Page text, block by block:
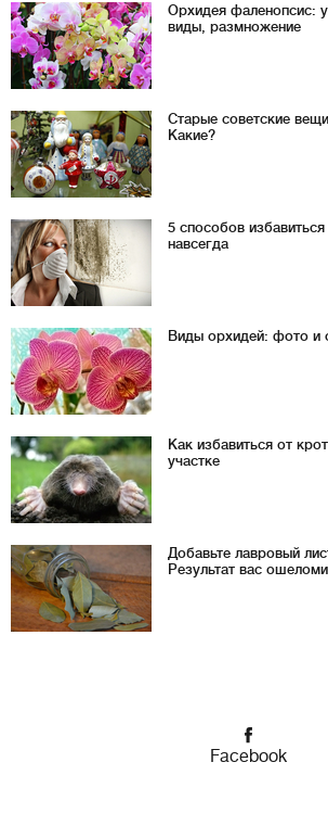
Орхидея фаленопсис:
виды, размножение
Старые советские
Какие?
5 способов избавиться
навсегда
Виды орхидей: фото и
Как избавиться от
участке
Добавьте лавровый
Результат вас
Facebook